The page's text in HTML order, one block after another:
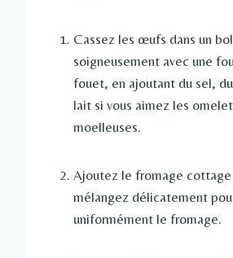
Cassez les œufs dans un
soigneusement avec une
fouet, en ajoutant du sel,
lait si vous aimez les
moelleuses.
Ajoutez le fromage
mélangez délicatement
uniformément le fromage.